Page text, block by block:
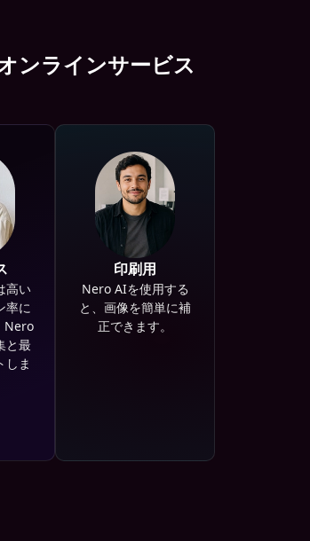
ンラインサービス
高い
率に
Nero
と最
しま
印刷用
Nero AIを使用する
と、画像を簡単に補
正できます。